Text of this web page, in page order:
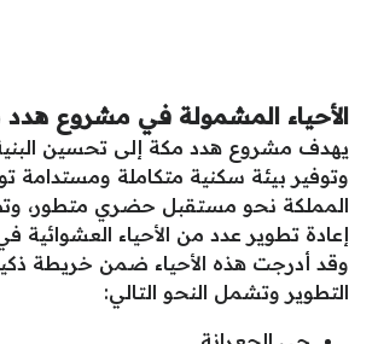
الأحياء المشمولة في مشروع
يهدف مشروع هدد مكة إلى تحسين البنية
وتوفير بيئة سكنية متكاملة ومستدامة
المملكة نحو مستقبل حضري متطور،
إعادة تطوير عدد من الأحياء العشوائية
وقد أدرجت هذه الأحياء ضمن خريطة
التطوير وتشمل النحو التالي: